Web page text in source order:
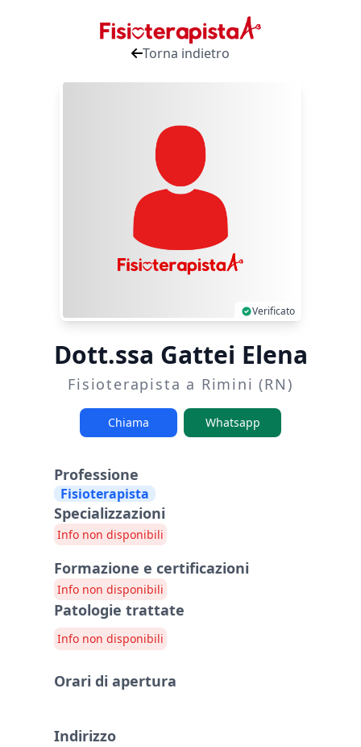
Torna indietro
Verificato
Dott.ssa Gattei Elena
Fisioterapista a Rimini (RN)
Chiama Whatsapp
Professione
Fisioterapista
Specializzazioni
Info non disponibili
Formazione e certificazioni
Info non disponibili
Patologie trattate
Info non disponibili
Orari di apertura
Indirizzo